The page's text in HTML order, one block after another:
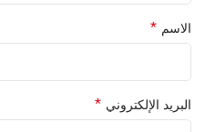
الاسم *
البريد الإلكتروني *